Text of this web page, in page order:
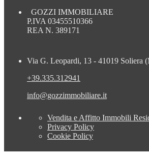
GOZZI IMMOBILIARE
P.IVA 03455510366
REA N. 389171
Via G. Leopardi, 13 - 41019 Soliera
+39.335.312941
info@gozzimmobiliare.it
Vendita e Affitto Immobili
Privacy Policy
Cookie Policy